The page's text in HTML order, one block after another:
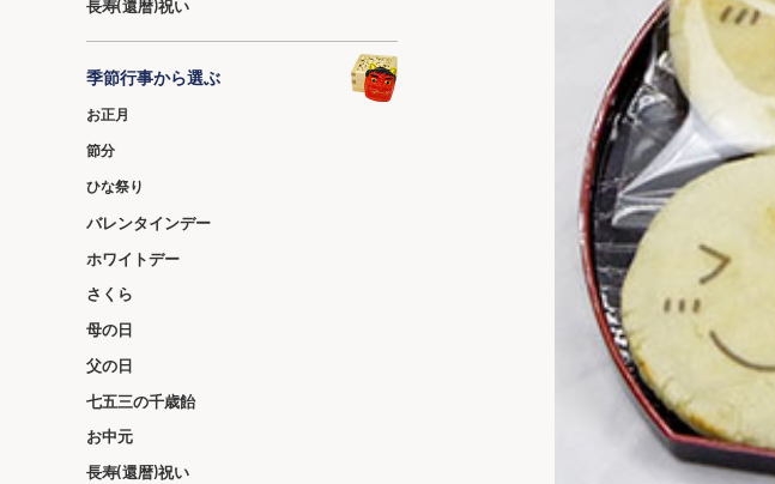
長寿(還暦)祝い
季節行事から選ぶ
お正月
節分
ひな祭り
バレンタインデー
ホワイトデー
さくら
母の日
父の日
七五三の千歳飴
お中元
長寿(還暦)祝い